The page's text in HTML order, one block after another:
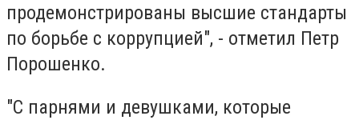
продемонстрированы высшие стандарты
по борьбе с коррупцией", - отметил Петр
Порошенко.
"С парнями и девушками, которые